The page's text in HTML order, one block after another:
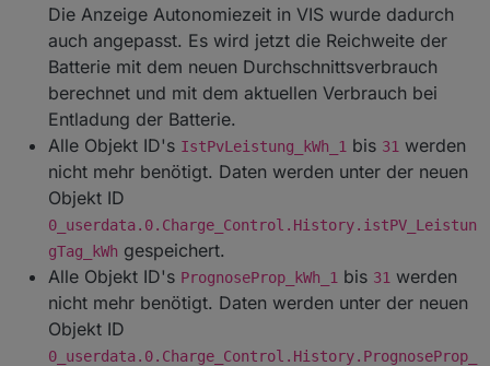
Die Anzeige Autonomiezeit in VIS wurde dadurch
auch angepasst. Es wird jetzt die Reichweite der
Batterie mit dem neuen Durchschnittsverbrauch
berechnet und mit dem aktuellen Verbrauch bei
Entladung der Batterie.
Alle Objekt ID's IstPvLeistung_kWh_1 bis 31 werden
nicht mehr benötigt. Daten werden unter der neuen
Objekt ID
0_userdata.0.Charge_Control.History.istPV_Leistun
gTag_kWh gespeichert.
Alle Objekt ID's PrognoseProp_kWh_1 bis 31 werden
nicht mehr benötigt. Daten werden unter der neuen
Objekt ID
0_userdata.0.Charge_Control.History.PrognoseProp_